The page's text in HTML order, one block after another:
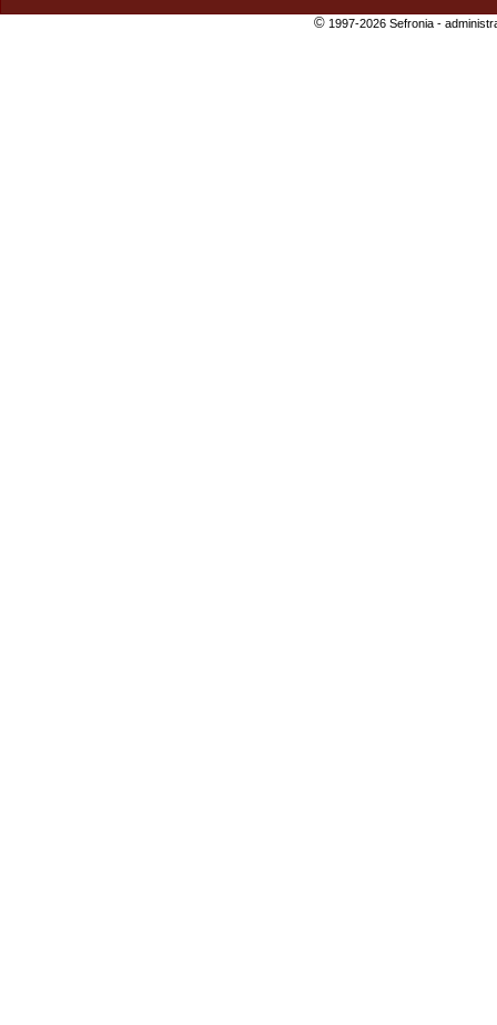
©1997-2026 Sefronia -